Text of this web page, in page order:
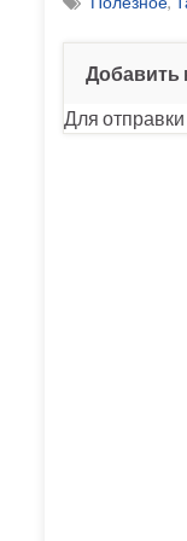
Добавить
Для